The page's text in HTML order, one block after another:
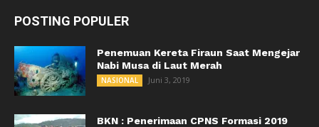
POSTING POPULER
Penemuan Kereta Firaun Saat Mengejar
Nabi Musa di Laut Merah
NASIONAL Juni 3, 2019
BKN : Penerimaan CPNS Formasi 2019